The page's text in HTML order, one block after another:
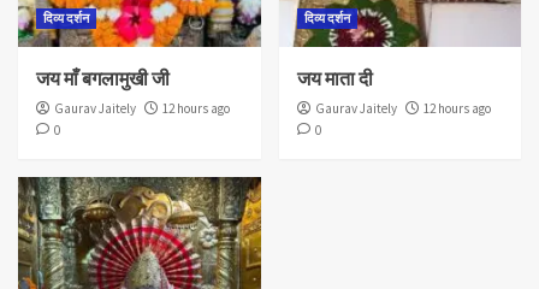
दिव्य दर्शन
जय माँ बगलामुखी जी
Gaurav Jaitely
12 hours ago
0
दिव्य दर्शन
जय माता दी
Gaurav Jaitely
12 hours ago
0